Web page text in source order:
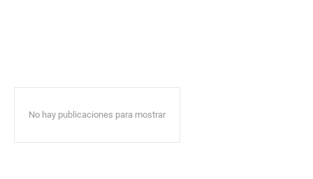
No hay publicaciones para mostrar